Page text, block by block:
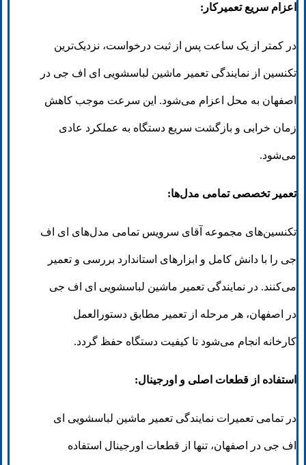
اعزام سریع تعمیرکار:
در کمتر از یک ساعت پس از ثبت درخواست، نزدیک‌ترین
تکنسین از نمایندگی تعمیر ماشین لباسشویی ای اف جی در
اصفهان به محل اعزام می‌شود. این سرعت موجب کاهش
زمان خرابی و بازگشت سریع دستگاه به عملکرد عادی
می‌شود.
تعمیر تخصصی تمامی مدل‌ها:
تکنسین‌های مجموعه آقای سرویس تمامی مدل‌های ای اف
جی را با دانش کامل و ابزارهای استاندارد بررسی و تعمیر
می‌کنند. در نمایندگی تعمیر ماشین لباسشویی ای اف جی
در اصفهان، هر مرحله از تعمیر مطابق دستورالعمل
کارخانه انجام می‌شود تا کیفیت دستگاه حفظ گردد.
استفاده از قطعات اصلی و اورجینال:
در تمامی تعمیرات نمایندگی تعمیر ماشین لباسشویی ای
اف جی در اصفهان، تنها از قطعات اورجینال استفاده